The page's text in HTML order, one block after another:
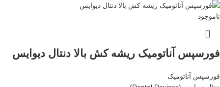
ناموجود
فورسپس آناتومیک ریشه کش بالا دنتال دیوایس
فورسپس آناتومیک